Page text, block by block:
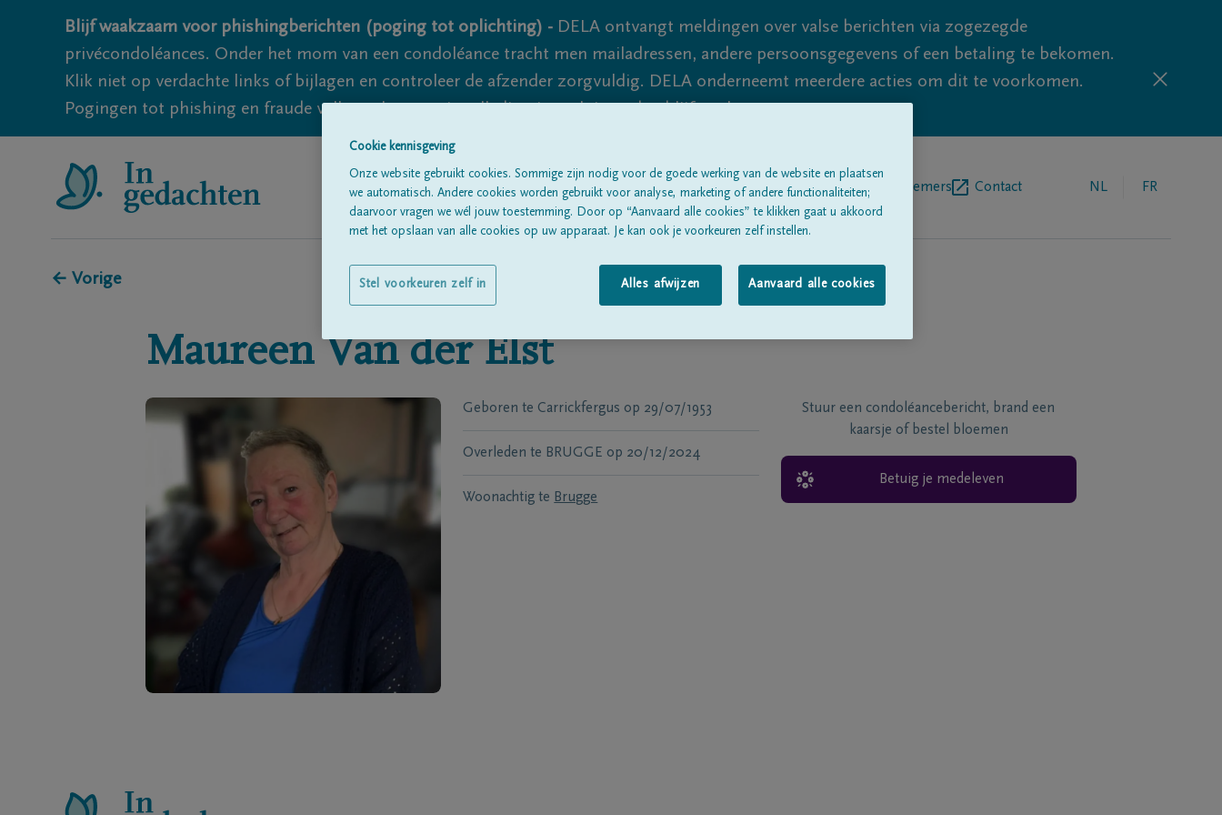
Blijf waakzaam voor phishingberichten (poging tot oplichting) - DELA ontvangt meldingen over valse berichten via zogezegde
privécondoléances. Onder het mom van een condoléance tracht men mailadressen, andere persoonsgegevens of een betaling te bekomen.
Klik niet op verdachte links of bijlagen en controleer de afzender zorgvuldig. DELA onderneemt meerdere acties om dit te voorkomen.
Pogingen tot phishing en fraude vallen echter nooit volledig uit te sluiten, dus blijf waakzaam.
Alle rouwberichtenOver onsBegrafenisondernemers Contact NL FR
← Vorige
Maureen Van der Elst
Geboren te Carrickfergus op 29/07/1953
Overleden te BRUGGE op 20/12/2024
Woonachtig te Brugge
Stuur een condoléancebericht, brand een
kaarsje of bestel bloemen
Betuig je medeleven
Cookie kennisgeving
Onze website gebruikt cookies. Sommige zijn nodig voor de goede werking van de website en plaatsen
we automatisch. Andere cookies worden gebruikt voor analyse, marketing of andere functionaliteiten;
daarvoor vragen we wél jouw toestemming. Door op “Aanvaard alle cookies” te klikken gaat u akkoord
met het opslaan van alle cookies op uw apparaat. Je kan ook je voorkeuren zelf instellen.
Alles afwijzen Aanvaard alle cookies
Stel voorkeuren zelf in